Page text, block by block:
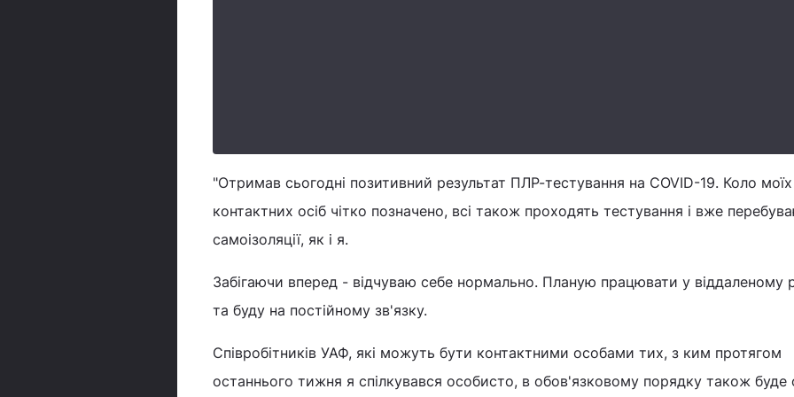
"Отримав сьогодні позитивний результат ПЛР-тестування на COVID-19. Коло моїх
контактних осіб чітко позначено, всі також проходять тестування і вже
самоізоляції, як і я.
Забігаючи вперед - відчуваю себе нормально. Планую працювати у віддаленому
та буду на постійному зв'язку.
Співробітників УАФ, які можуть бути контактними особами тих, з ким протягом
останнього тижня я спілкувався особисто, в обов'язковому порядку також буде